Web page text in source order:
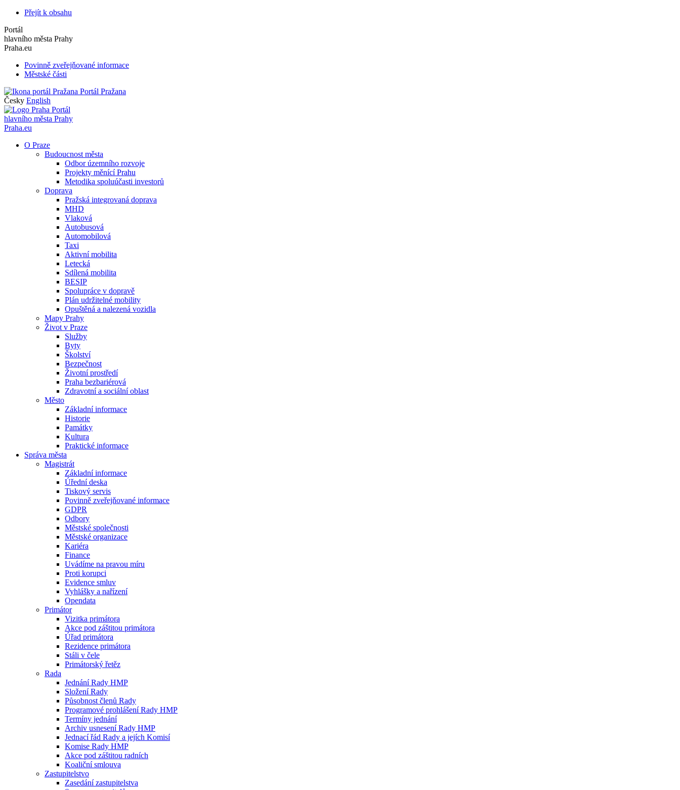
Přejít k obsahu
Portál
hlavního města Prahy
Praha.eu
Povinně zveřejňované informace
Městské části
Portál Pražana
Česky English
Portál
hlavního města Prahy
Praha.eu
O Praze
Budoucnost města
Odbor územního rozvoje
Projekty měnící Prahu
Metodika spoluúčasti investorů
Doprava
Pražská integrovaná doprava
MHD
Vlaková
Autobusová
Automobilová
Taxi
Aktivní mobilita
Letecká
Sdílená mobilita
BESIP
Spolupráce v dopravě
Plán udržitelné mobility
Opuštěná a nalezená vozidla
Mapy Prahy
Život v Praze
Služby
Byty
Školství
Bezpečnost
Životní prostředí
Praha bezbariérová
Zdravotní a sociální oblast
Město
Základní informace
Historie
Památky
Kultura
Praktické informace
Správa města
Magistrát
Základní informace
Úřední deska
Tiskový servis
Povinně zveřejňované informace
GDPR
Odbory
Městské společnosti
Městské organizace
Kariéra
Finance
Uvádíme na pravou míru
Proti korupci
Evidence smluv
Vyhlášky a nařízení
Opendata
Primátor
Vizitka primátora
Akce pod záštitou primátora
Úřad primátora
Rezidence primátora
Stáli v čele
Primátorský řetěz
Rada
Jednání Rady HMP
Složení Rady
Působnost členů Rady
Programové prohlášení Rady HMP
Termíny jednání
Archiv usnesení Rady HMP
Jednací řád Rady a jejích Komisí
Komise Rady HMP
Akce pod záštitou radních
Koaliční smlouva
Zastupitelstvo
Zasedání zastupitelstva